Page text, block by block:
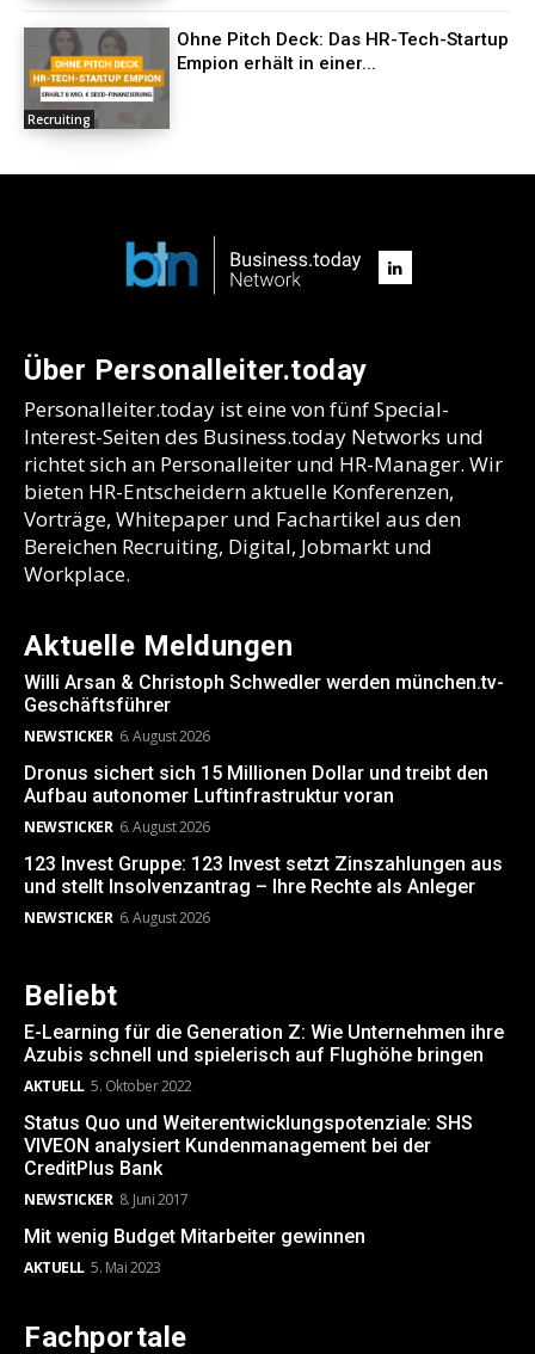
Recruiting
Ohne Pitch Deck: Das HR-Tech-Startup
Empion erhält in einer...
Über Personalleiter.today
Personalleiter.today ist eine von fünf Special-
Interest-Seiten des Business.today Networks und
richtet sich an Personalleiter und HR-Manager. Wir
bieten HR-Entscheidern aktuelle Konferenzen,
Vorträge, Whitepaper und Fachartikel aus den
Bereichen Recruiting, Digital, Jobmarkt und
Workplace.
Aktuelle Meldungen
Willi Arsan & Christoph Schwedler werden münchen.tv-
Geschäftsführer
NEWSTICKER 6. August 2026
Dronus sichert sich 15 Millionen Dollar und treibt den
Aufbau autonomer Luftinfrastruktur voran
NEWSTICKER 6. August 2026
123 Invest Gruppe: 123 Invest setzt Zinszahlungen aus
und stellt Insolvenzantrag – Ihre Rechte als Anleger
NEWSTICKER 6. August 2026
Beliebt
E-Learning für die Generation Z: Wie Unternehmen ihre
Azubis schnell und spielerisch auf Flughöhe bringen
AKTUELL 5. Oktober 2022
Status Quo und Weiterentwicklungspotenziale: SHS
VIVEON analysiert Kundenmanagement bei der
CreditPlus Bank
NEWSTICKER 8. Juni 2017
Mit wenig Budget Mitarbeiter gewinnen
AKTUELL 5. Mai 2023
Fachportale